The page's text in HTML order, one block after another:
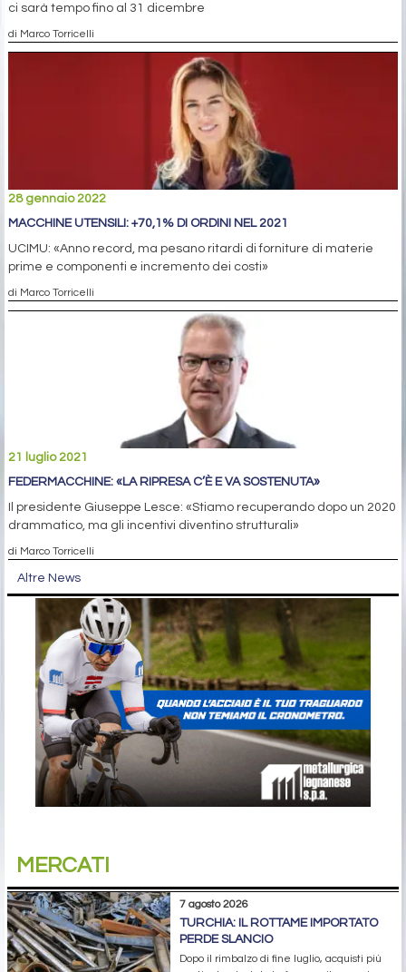
ci sarà tempo fino al 31 dicembre
di Marco Torricelli
28 gennaio 2022
MACCHINE UTENSILI: +70,1% DI ORDINI NEL 2021
UCIMU: «Anno record, ma pesano ritardi di forniture di materie
prime e componenti e incremento dei costi»
di Marco Torricelli
21 luglio 2021
FEDERMACCHINE: «LA RIPRESA C’È E VA SOSTENUTA»
Il presidente Giuseppe Lesce: «Stiamo recuperando dopo un 2020
drammatico, ma gli incentivi diventino strutturali»
di Marco Torricelli
Altre News
MERCATI
7 agosto 2026
TURCHIA: IL ROTTAME IMPORTATO
PERDE SLANCIO
Dopo il rimbalzo di fine luglio, acquisti più